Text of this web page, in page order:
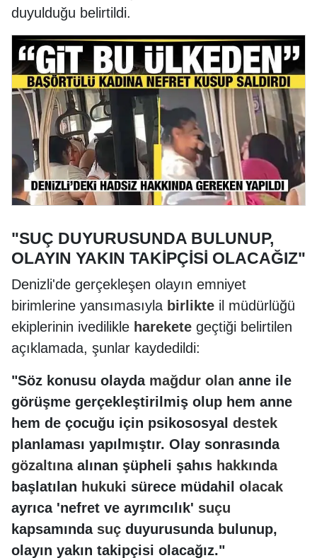
duyulduğu belirtildi.
"SUÇ DUYURUSUNDA BULUNUP,
OLAYIN YAKIN TAKİPÇİSİ OLACAĞIZ"
Denizli'de gerçekleşen olayın emniyet
birimlerine yansımasıyla birlikte il müdürlüğü
ekiplerinin ivedilikle harekete geçtiği belirtilen
açıklamada, şunlar kaydedildi:
"Söz konusu olayda mağdur olan anne ile
görüşme gerçekleştirilmiş olup hem anne
hem de çocuğu için psikososyal destek
planlaması yapılmıştır. Olay sonrasında
gözaltınaalınan şüpheli şahıs hakkında
başlatılan hukuki sürece müdahil olacak
ayrıca 'nefret ve ayrımcılık' suçu
kapsamında suç duyurusunda bulunup,
olayın yakın takipçisi olacağız."